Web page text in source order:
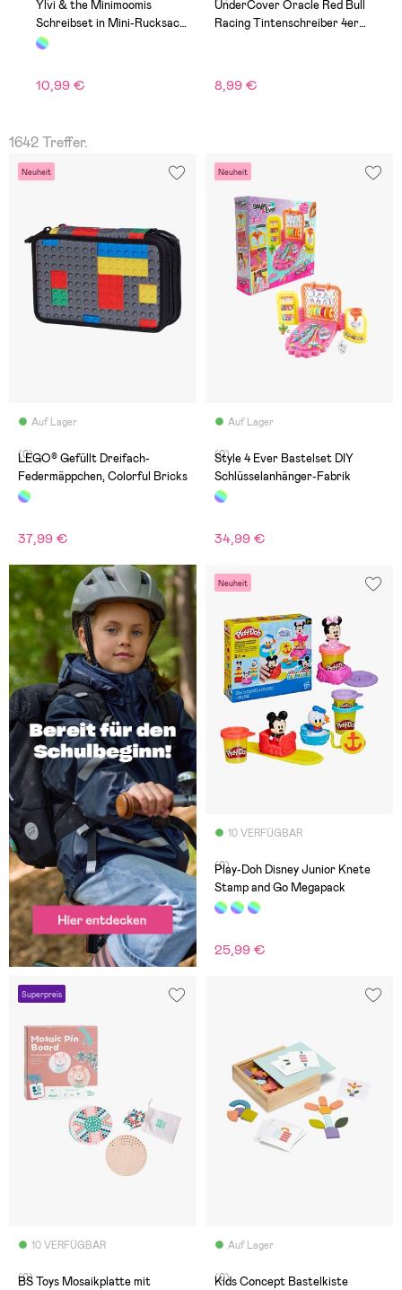
Ylvi & the Minimoomis
Schreibset in Mini-Rucksack
mit Karabinerverschluss
10,99 €
UnderCover Oracle Red Bull
Racing Tintenschreiber 4er-
8,99 €
1642 Treffer.
Neuheit
Auf Lager
(0)
LEGO® Gefüllt Dreifach-
Federmäppchen, Colorful Bricks
37,99 €
Neuheit
Auf Lager
(0)
Style 4 Ever Bastelset DIY
Schlüsselanhänger-Fabrik
34,99 €
Neuheit
10 VERFÜGBAR
(0)
Play-Doh Disney Junior Knete
Stamp and Go Megapack
25,99 €
Superpreis
10 VERFÜGBAR
(0)
BS Toys Mosaikplatte mit
Auf Lager
(0)
Kids Concept Bastelkiste